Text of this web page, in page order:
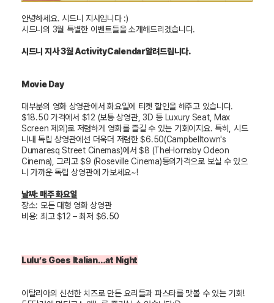
안녕하세요.시드니 지사입니다:)
시드니의 3월 특별한 이벤트들을 소개해드리겠습니다.
시드니 지사3월ActivityCalendar알려드립니다.
Movie Day
대부분의 영화 상영관에서 화요일에 티켓 할인을 해주고 있습니다.
$18.50가격에서 $12 (보통 상영관, 3D 등Luxury Seat, Max
Screen제외)로 저렴하게 영화를 즐길 수 있는 기회이지요. 특히
시드
니내 독립 상영관에선 더욱더 저렴한$6.50(Campbelltown's
Dumaresq Street Cinemas)에서 $8 (TheHornsby Odeon
Cinema), 그리고$9 (Roseville Cinema)등의가격으로 보실 수 있으
니 가까운 독립 상영관에 가보세요~!
날짜: 매주 화요일
장소: 모든 대형 영화 상영관
비용: 최고$12 – 최저 $6.50
Lulu’s Goes Italian…at Night
이탈리아의 신선한 치즈로 만든 요리들과 파스타를 맛볼 수 있는 기회!